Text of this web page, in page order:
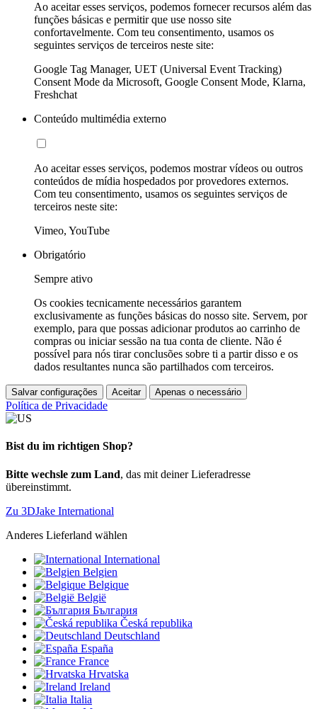
Ao aceitar esses serviços, podemos fornecer recursos além das
funções básicas e permitir que use nosso site
confortavelmente. Com teu consentimento, usamos os
seguintes serviços de terceiros neste site:
Google Tag Manager, UET (Universal Event Tracking)
Consent Mode da Microsoft, Google Consent Mode, Klarna,
Freshchat
Conteúdo multimédia externo
Ao aceitar esses serviços, podemos mostrar vídeos ou outros
conteúdos de mídia hospedados por provedores externos.
Com teu consentimento, usamos os seguintes serviços de
terceiros neste site:
Vimeo, YouTube
Obrigatório
Sempre ativo
Os cookies tecnicamente necessários garantem
exclusivamente as funções básicas do nosso site. Servem, por
exemplo, para que possas adicionar produtos ao carrinho de
compras ou iniciar sessão na tua conta de cliente. Não é
possível para nós tirar conclusões sobre ti a partir disso e os
dados resultantes nunca são partilhados com terceiros.
Salvar configurações Aceitar Apenas o necessário
Política de Privacidade
Bist du im richtigen Shop?
Bitte wechsle zum Land, das mit deiner Lieferadresse
übereinstimmt.
Zu 3DJake International
Anderes Lieferland wählen
International
Belgien
Belgique
België
България
Česká republika
Deutschland
España
France
Hrvatska
Ireland
Italia